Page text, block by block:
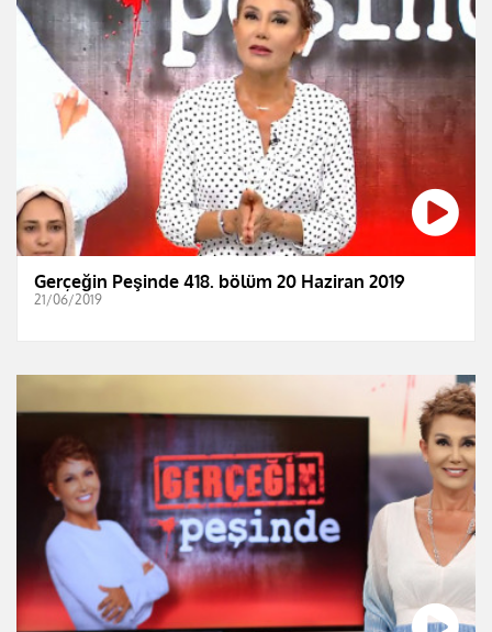
Gerçeğin Peşinde 418. bölüm 20 Haziran 2019
21/06/2019